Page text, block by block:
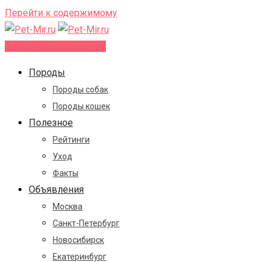
Перейти к содержимому
Породы
Породы собак
Породы кошек
Полезное
Рейтинги
Уход
Факты
Объявления
Москва
Санкт-Петербург
Новосибирск
Екатеринбург